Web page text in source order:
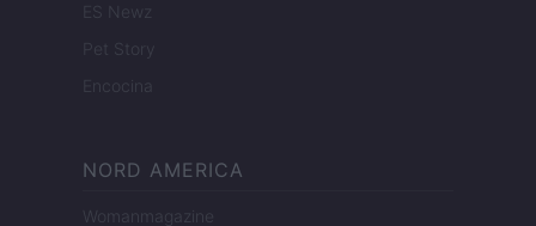
ES Newz
Pet Story
Encocina
NORD AMERICA
Womanmagazine